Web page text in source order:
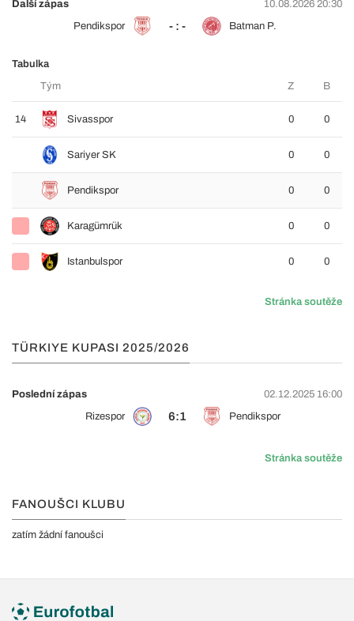
Další zápas
10.08.2026 20:30
Pendikspor
- : - Batman P.
Tabulka
Tým
Z B
14 Sivasspor 0 0
Sariyer SK 0 0
Pendikspor 0 0
Karagümrük 0 0
Istanbulspor 0 0
Stránka soutěže
TÜRKIYE KUPASI 2025/2026
Poslední zápas
02.12.2025 16:00
Rizespor
6:1 Pendikspor
Stránka soutěže
FANOUŠCI KLUBU
zatím žádní fanoušci